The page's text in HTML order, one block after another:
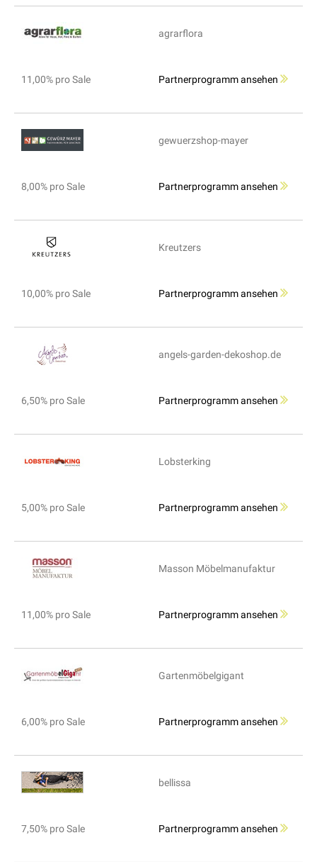
agrarflora
11,00% pro Sale Partnerprogramm ansehen
gewuerzshop-mayer
8,00% pro Sale Partnerprogramm ansehen
Kreutzers
10,00% pro Sale Partnerprogramm ansehen
angels-garden-dekoshop.de
6,50% pro Sale Partnerprogramm ansehen
Lobsterking
5,00% pro Sale Partnerprogramm ansehen
Masson Möbelmanufaktur
11,00% pro Sale Partnerprogramm ansehen
Gartenmöbelgigant
6,00% pro Sale Partnerprogramm ansehen
bellissa
7,50% pro Sale Partnerprogramm ansehen